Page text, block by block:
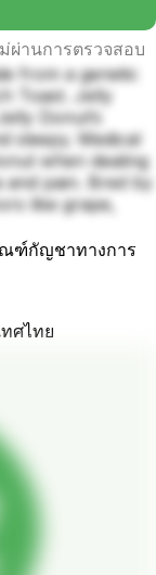
ผ่านการตรวจสอบ
from a genetic
Toast. Jelly
Donut’s
sleepy. Medical
when dealing
and pain. Bred by
like grape,
ณฑ์กัญชาทางการ
ศไทย